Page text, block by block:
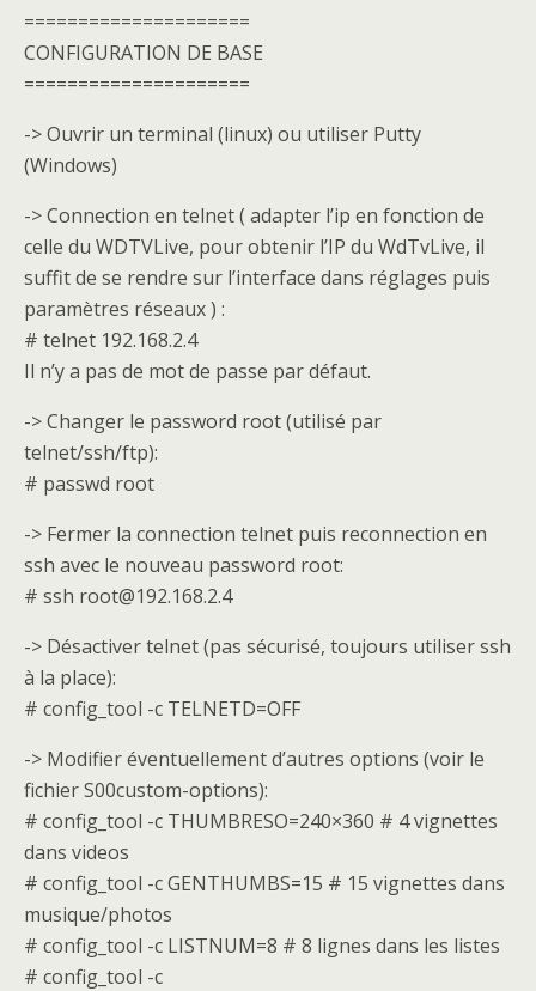
=====================
CONFIGURATION DE BASE
=====================
-> Ouvrir un terminal (linux) ou utiliser Putty
(Windows)
-> Connection en telnet ( adapter l’ip en fonction de
celle du WDTVLive, pour obtenir l’IP du WdTvLive, il
suffit de se rendre sur l’interface dans réglages puis
paramètres réseaux ) :
# telnet 192.168.2.4
Il n’y a pas de mot de passe par défaut.
-> Changer le password root (utilisé par
telnet/ssh/ftp):
# passwd root
-> Fermer la connection telnet puis reconnection en
ssh avec le nouveau password root:
# ssh root@192.168.2.4
-> Désactiver telnet (pas sécurisé, toujours utiliser ssh
à la place):
# config_tool -c TELNETD=OFF
-> Modifier éventuellement d’autres options (voir le
fichier S00custom-options):
# config_tool -c THUMBRESO=240×360 # 4 vignettes
dans videos
# config_tool -c GENTHUMBS=15 # 15 vignettes dans
musique/photos
# config_tool -c LISTNUM=8 # 8 lignes dans les listes
# config_tool -c